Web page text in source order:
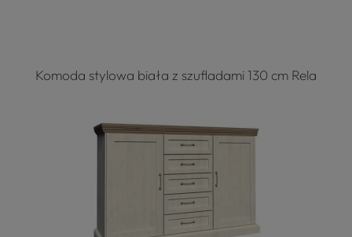
Komoda stylowa biała z szufladami 130 cm Rela